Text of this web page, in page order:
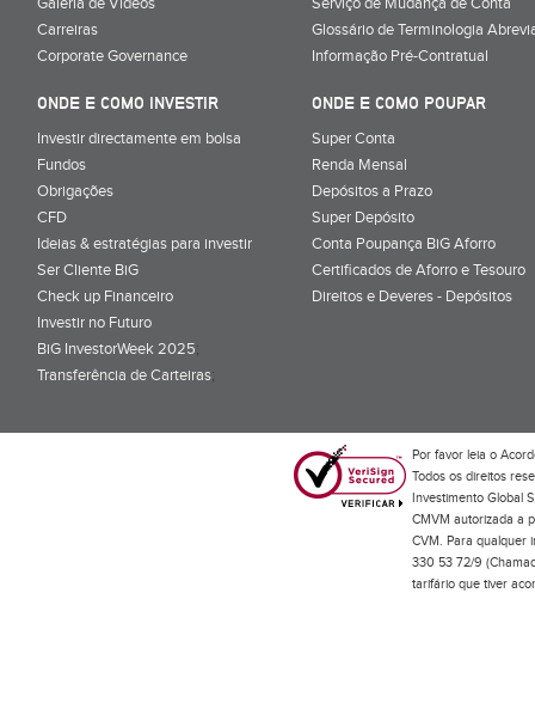
Carreiras
Corporate Governance
Glossário de Terminologia
Informação Pré-Contratual
ONDE E COMO INVESTIR
Investir directamente em bolsa
Fundos
Obrigações
CFD
Ideias & estratégias para investir
Ser Cliente BiG
Check up Financeiro
Investir no Futuro
BiG InvestorWeek 2025;
Transferência de Carteiras;
ONDE E COMO POUPAR
Super Conta
Renda Mensal
Depósitos a Prazo
Super Depósito
Conta Poupança BiG Aforro
Certificados de Aforro e Tesouro
Direitos e Deveres - Depósitos
Por favor leia o
Todos os direitos
Investimento Global
CMVM autorizada a
CVM. Para qualquer
330 53 72/9
tarifário que tiver